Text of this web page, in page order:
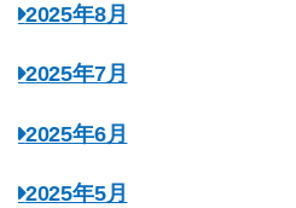
2025年8月
2025年7月
2025年6月
2025年5月